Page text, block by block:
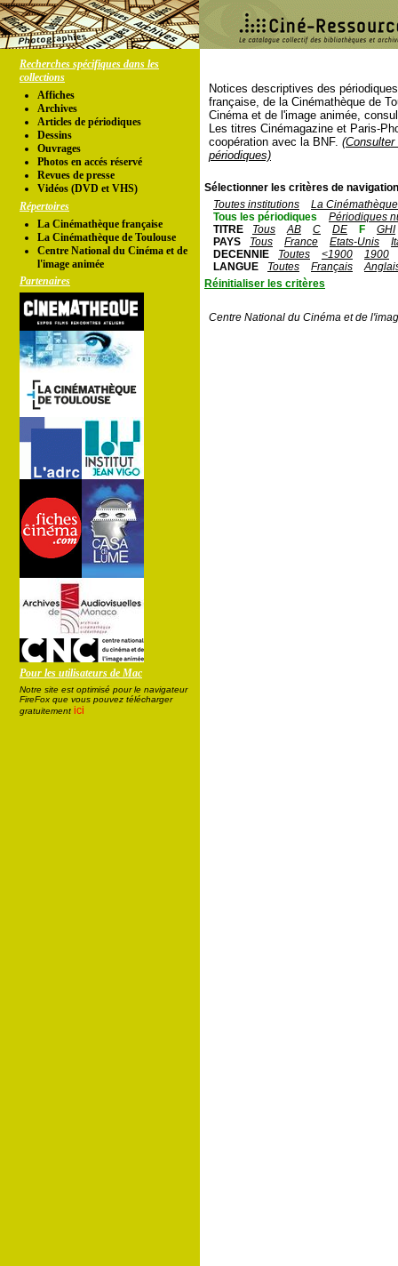
Recherches spécifiques dans les
collections
Affiches
Archives
Articles de périodiques
Dessins
Ouvrages
Photos en accés réservé
Revues de presse
Vidéos (DVD et VHS)
Répertoires
La Cinémathèque française
La Cinémathèque de Toulouse
Centre National du Cinéma et de
l'image animée
Partenaires
Pour les utilisateurs de Mac
Notre site est optimisé pour le navigateur
FireFox que vous pouvez télécharger
gratuitement ici
Notices descriptives des
française, de la Cinémathèque de
Cinéma et de l'image animée,
Les titres Cinémagazine et Paris-
coopération avec la BNF.
périodiques)
Sélectionner les critères de
Toutes institutions
La
Tous les périodiques
Périodiques
TITRE
Tous AB C DE F
GHI
PAYS
Tous France Etats-Unis
DECENNIE
Toutes <1900
1900
LANGUE
Toutes Français
Réinitialiser les critères
Centre National du Cinéma et de